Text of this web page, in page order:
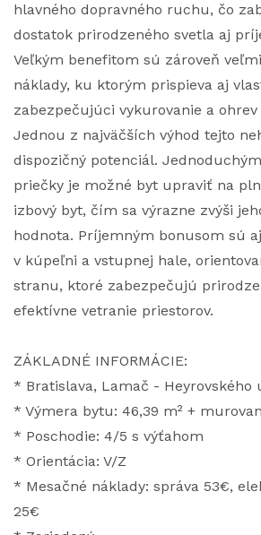
hlavného dopravného ruchu, čo
dostatok prirodzeného svetla aj
Veľkým benefitom sú zároveň
náklady, ku ktorým prispieva aj
zabezpečujúci vykurovanie a ohrev
Jednou z najväčších výhod tejto
dispozičný potenciál.
priečky je možné byt upraviť na
izbový byt, čím sa výrazne zvýši
hodnota. Príjemným bonusom sú
v kúpeľni a vstupnej hale,
stranu, ktoré zabezpečujú
efektívne vetranie priestorov.
ZÁKLADNÉ INFORMÁCIE:
* Bratislava, Lamač - Heyrovského
* Výmera bytu: 46,39 m² +
* Poschodie: 4/5 s výťahom
* Orientácia: V/Z
* Mesačné náklady: správa 53€,
25€